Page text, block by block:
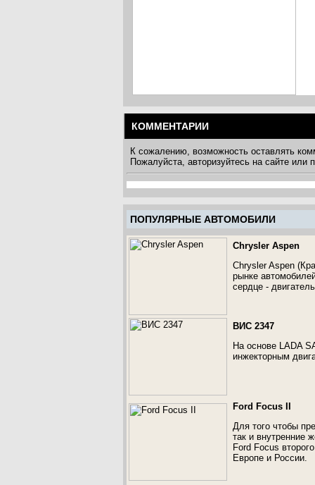
КОММЕНТАРИИ
К сожалению, возможность оставлять
Пожалуйста, авторизуйтесь на сайте
ПОПУЛЯРНЫЕ АВТОМОБИЛИ
Chrysler Aspen
Chrysler Aspen
рынке
сердце -
ВИС 2347
На основе LADA
инжекторным
Ford Focus II
Для того чтобы
так и внутренние
Ford Focus
Европе и России.